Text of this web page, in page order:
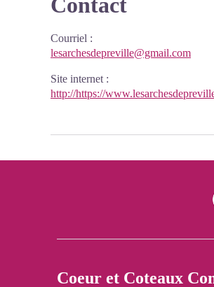
Courriel :
lesarchesdepreville@gmail.com
Site internet :
http://https://
Coeur et Coteaux